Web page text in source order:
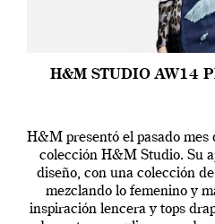
H&M STUDIO AW14
H&M presentó el pasado mes
colección H&M Studio. Su
diseño, con una colección
mezclando lo femenino y
inspiración lencera y tops